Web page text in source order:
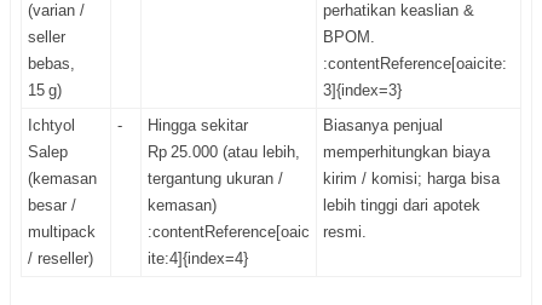
(varian /
seller
bebas,
15 g)
perhatikan keaslian &
BPOM.
:contentReference[oaicite:
3]{index=3}
Ichtyol
Salep
(kemasan
besar /
multipack
/ reseller)
-
Hingga sekitar
Rp 25.000 (atau lebih,
tergantung ukuran /
kemasan)
:contentReference[oaic
ite:4]{index=4}
Biasanya penjual
memperhitungkan biaya
kirim / komisi; harga bisa
lebih tinggi dari apotek
resmi.